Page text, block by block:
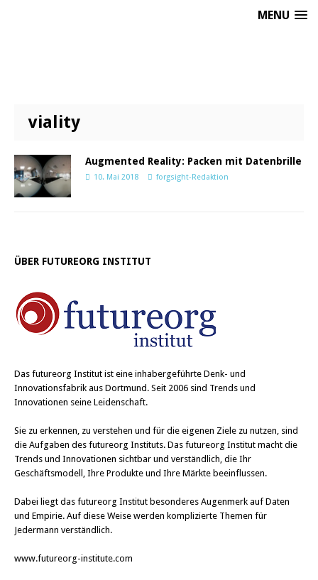
MENU
viality
Augmented Reality: Packen mit Datenbrille
10. Mai 2018 forgsight-Redaktion
ÜBER FUTUREORG INSTITUT
Das futureorg Institut ist eine inhabergeführte Denk- und
Innovationsfabrik aus Dortmund. Seit 2006 sind Trends und
Innovationen seine Leidenschaft.
Sie zu erkennen, zu verstehen und für die eigenen Ziele zu nutzen, sind
die Aufgaben des futureorg Instituts. Das futureorg Institut macht die
Trends und Innovationen sichtbar und verständlich, die Ihr
Geschäftsmodell, Ihre Produkte und Ihre Märkte beeinflussen.
Dabei liegt das futureorg Institut besonderes Augenmerk auf Daten
und Empirie. Auf diese Weise werden komplizierte Themen für
Jedermann verständlich.
www.futureorg-institute.com